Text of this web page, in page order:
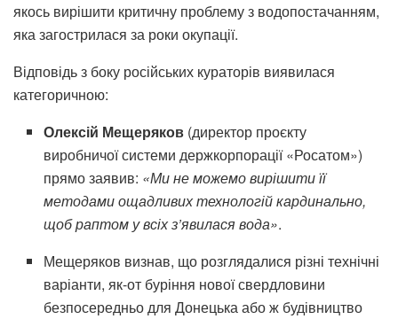
якось вирішити критичну проблему з водопостачанням,
яка загострилася за роки окупації.
Відповідь з боку російських кураторів виявилася
категоричною:
Олексій Мещеряков (директор проєкту
виробничої системи держкорпорації «Росатом»)
прямо заявив: «Ми не можемо вирішити її
методами ощадливих технологій кардинально,
щоб раптом у всіх з’явилася вода».
Мещеряков визнав, що розглядалися різні технічні
варіанти, як-от буріння нової свердловини
безпосередньо для Донецька або ж будівництво